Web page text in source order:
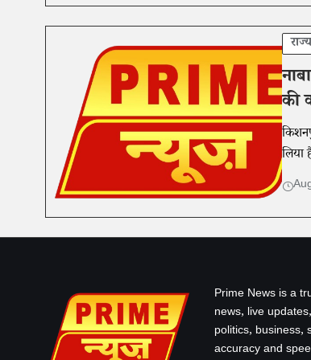
राज्य
की
लिया
Prime News is a
news, live
politics, business,
accuracy and